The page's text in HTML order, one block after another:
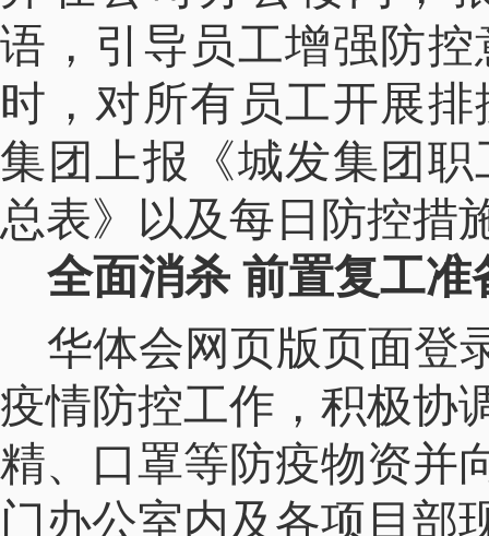
语， 引导员工增强防
时，对所有员工开展
集团上报《城发集团
总表》以及每日防控措
全面消杀 前置复工准
华体会网页版页面登
疫情防控工作，积极协
精、口罩等防疫物资并
门办公室内及各项目部